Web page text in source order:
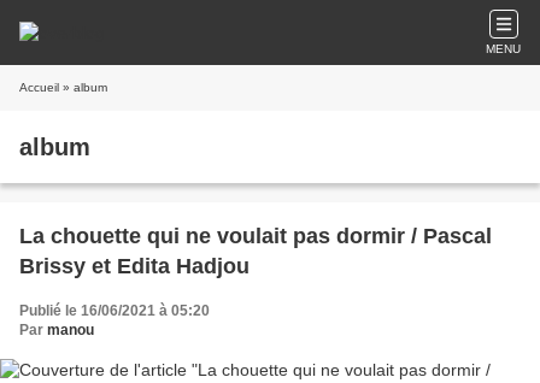
MENU
Accueil » album
album
La chouette qui ne voulait pas dormir / Pascal
Brissy et Edita Hadjou
Publié le 16/06/2021 à 05:20
Par manou